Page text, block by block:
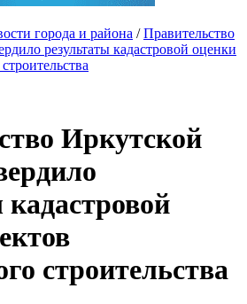
города и района / Правительство
результаты кадастровой оценки
Иркутской
кадастровой
строительства